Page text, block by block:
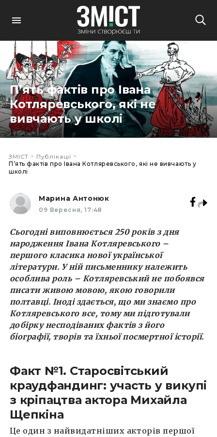
П’ять фактів про Івана
Котляревського, які не
вивчають у школі
ЗМІСТ > Публікації >
П’ять фактів про Івана Котляревського, які не вивчають у
школі
Марина Антонюк
09 Вересня, 17:48
Сьогодні виповнюється 250 років з дня
народження Івана Котляревського –
першого класика нової української
літератури. У ній письменнику належить
особлива роль – Котляревський не побоявся
писати живою мовою, якою говорили
полтавці. Іноді здається, що ми знаємо про
Котляревського все, тому ми підготували
добірку несподіваних фактів з його
біографії, творів та їхньої посмертної історії.
Факт №1. Старосвітський
краудфандинг: участь у викупі
з кріпацтва актора Михайла
Щепкіна
Це один з найвидатніших акторів першої